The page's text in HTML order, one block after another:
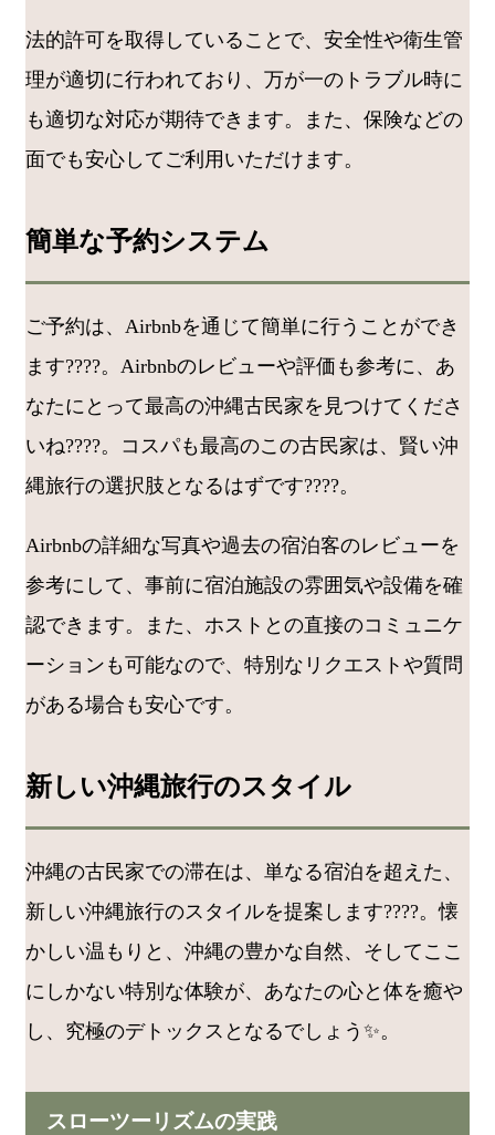
法的許可を取得していることで、安全性や衛生管
理が適切に行われており、万が一のトラブル時に
も適切な対応が期待できます。また、保険などの
面でも安心してご利用いただけます。
簡単な予約システム
ご予約は、Airbnbを通じて簡単に行うことができ
ます????。Airbnbのレビューや評価も参考に、あ
なたにとって最高の沖縄古民家を見つけてくださ
いね????。コスパも最高のこの古民家は、賢い沖
縄旅行の選択肢となるはずです????。
Airbnbの詳細な写真や過去の宿泊客のレビューを
参考にして、事前に宿泊施設の雰囲気や設備を確
認できます。また、ホストとの直接のコミュニケ
ーションも可能なので、特別なリクエストや質問
がある場合も安心です。
新しい沖縄旅行のスタイル
沖縄の古民家での滞在は、単なる宿泊を超えた、
新しい沖縄旅行のスタイルを提案します????。懐
かしい温もりと、沖縄の豊かな自然、そしてここ
にしかない特別な体験が、あなたの心と体を癒や
し、究極のデトックスとなるでしょう✨。
スローツーリズムの実践